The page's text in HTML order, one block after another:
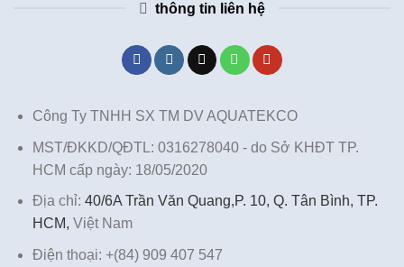
thông tin liên hệ
Công Ty TNHH SX TM DV AQUATEKCO
MST/ĐKKD/QĐTL: 0316278040 - do Sở KHĐT TP.
HCM cấp ngày: 18/05/2020
Địa chỉ: 40/6A Trần Văn Quang,P. 10, Q. Tân Bình, TP.
HCM, Việt Nam
Điện thoại: +(84) 909 407 547